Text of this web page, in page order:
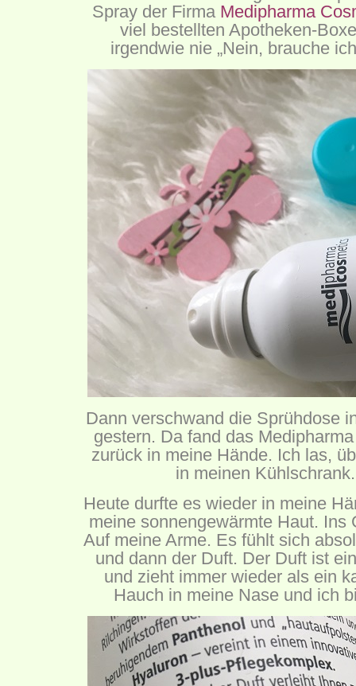
Spray der Firma Medipharma
viel bestellten Apotheken-
irgendwie nie „Nein, brauche
Dann verschwand die Sprühdose
gestern. Da fand das
zurück in meine Hände. Ich las,
in meinen
Heute durfte es wieder in meine
meine sonnengewärmte Haut. Ins
Auf meine Arme. Es fühlt sich
und dann der Duft. Der Duft ist
und zieht immer wieder als ein
Hauch in meine Nase und ich